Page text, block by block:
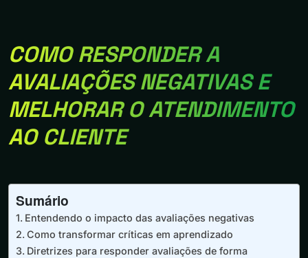
COMO RESPONDER A
AVALIAÇÕES NEGATIVAS E
MELHORAR O ATENDIMENTO
AO CLIENTE
Sumário
Entendendo o impacto das avaliações negativas
Como transformar críticas em aprendizado
Diretrizes para responder avaliações de forma